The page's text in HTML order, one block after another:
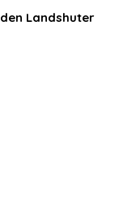
Landshuter